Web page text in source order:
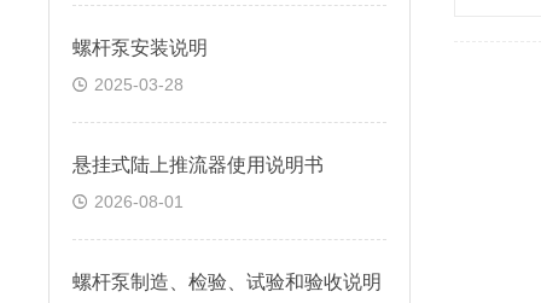
螺杆泵安装说明
2025-03-28
悬挂式陆上推流器使用说明书
2026-08-01
螺杆泵制造、检验、试验和验收说明